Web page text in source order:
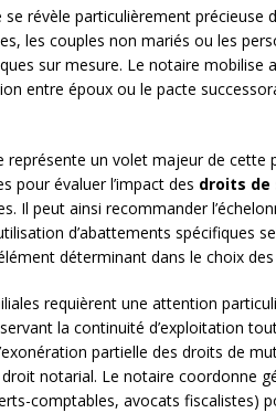
se révèle particulièrement
les couples non mariés ou les
sur mesure. Le notaire mobilise
entre époux ou le pacte
représente un volet majeur de cette
pour évaluer l’impact des droits de
Il peut ainsi recommander
d’abattements spécifiques
déterminant dans le choix
requièrent une attention
la continuité d’exploitation
partielle des droits de
notarial. Le notaire coordonne
comptables, avocats fiscalistes)